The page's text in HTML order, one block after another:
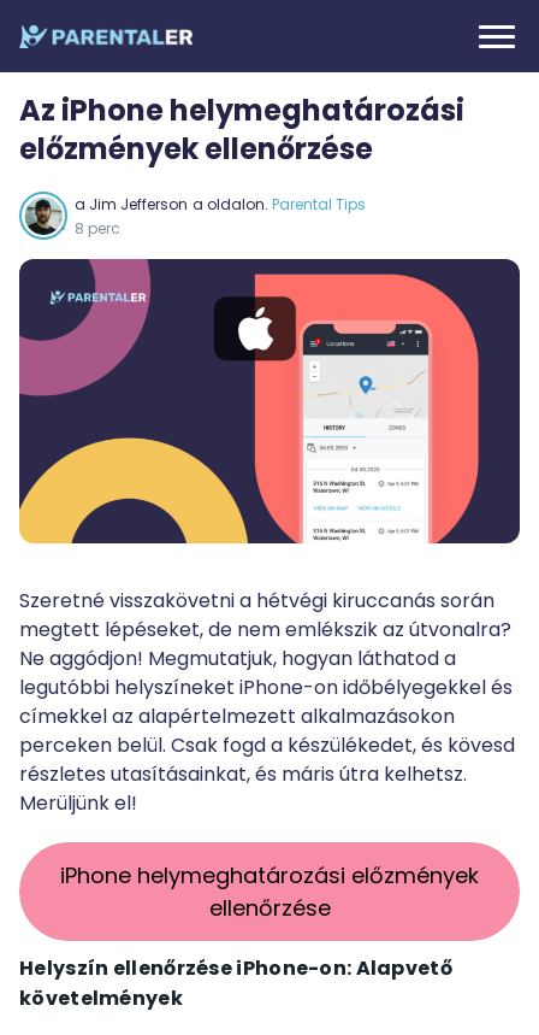
Az iPhone helymeghatározási
előzmények ellenőrzése
a Jim Jefferson a oldalon. Parental Tips
8 perc
Szeretné visszakövetni a hétvégi kiruccanás során
megtett lépéseket, de nem emlékszik az útvonalra?
Ne aggódjon! Megmutatjuk, hogyan láthatod a
legutóbbi helyszíneket iPhone-on időbélyegekkel és
címekkel az alapértelmezett alkalmazásokon
perceken belül. Csak fogd a készülékedet, és kövesd
részletes utasításainkat, és máris útra kelhetsz.
Merüljünk el!
iPhone helymeghatározási előzmények
ellenőrzése
Helyszín ellenőrzése iPhone-on: Alapvető
követelmények